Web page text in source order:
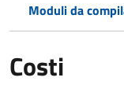
Moduli da
Costi